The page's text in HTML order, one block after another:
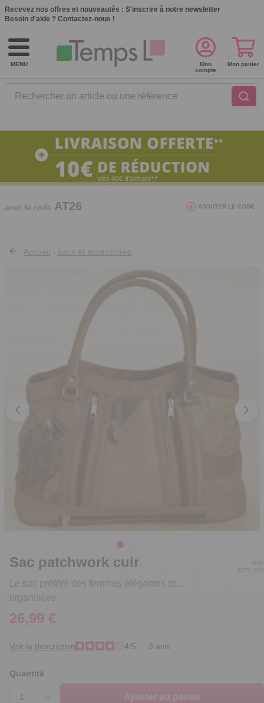
Recevez nos offres et nouveautés : S'inscrire à notre newsletter
Besoin d'aide ? Contactez-nous !
MENU
Rechercher un article ou une référence
Mon
compte
Mon panier
10€ de réduction dès 40€ d'achat. Offre
valable du 03/08/2026 au 12/08/2026.
avec le code AT26 AJOUTER LE CODE
Accueil Sacs et accessoires
Sac patchwork cuir
Le sac préféré des femmes élégantes et…
organisées
Réf.
4770.228
26,99 €
Voir la description 4/5 - 3 avis
Quantité
Ajouter au panier